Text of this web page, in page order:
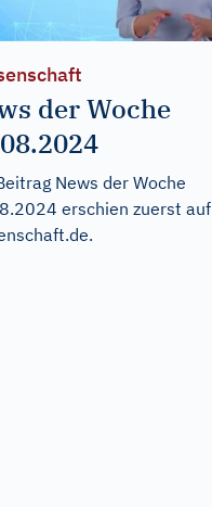
der Woche
News der Woche
erschien zuerst auf
.